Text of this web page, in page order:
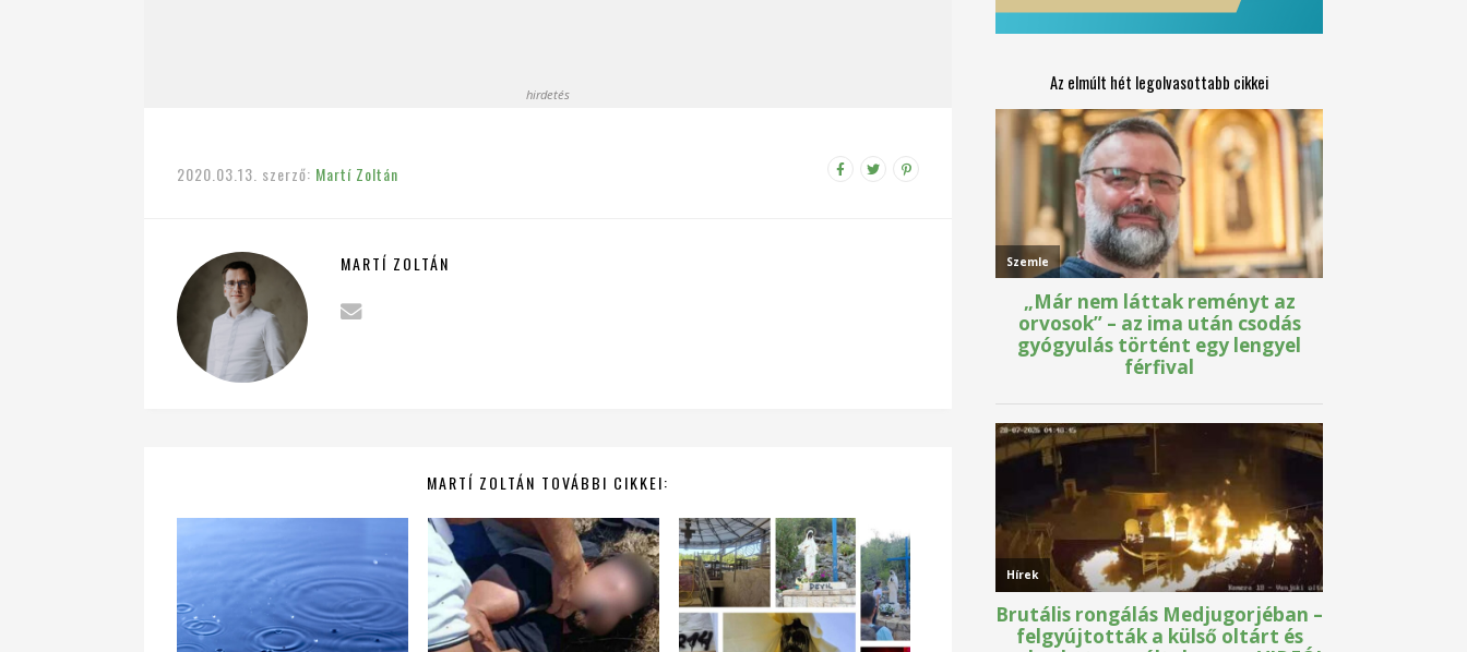
hirdetés
2020.03.13. szerző: Martí Zoltán
MARTÍ ZOLTÁN
MARTÍ ZOLTÁN TOVÁBBI CIKKEI:
Az elmúlt hét legolvasottabb cikkei